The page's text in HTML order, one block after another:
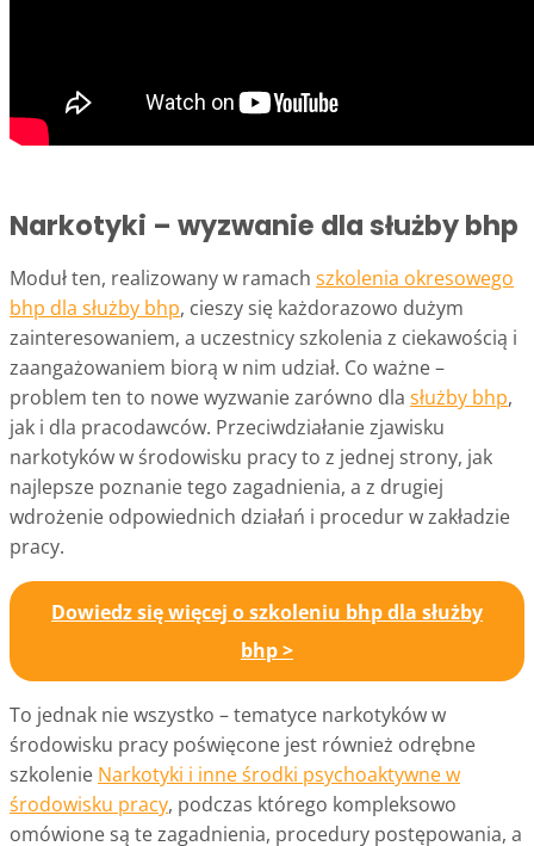
Narkotyki – wyzwanie dla służby bhp
Moduł ten, realizowany w ramach szkolenia okresowego
bhp dla służby bhp, cieszy się każdorazowo dużym
zainteresowaniem, a uczestnicy szkolenia z ciekawością i
zaangażowaniem biorą w nim udział. Co ważne –
problem ten to nowe wyzwanie zarówno dla służby bhp,
jak i dla pracodawców. Przeciwdziałanie zjawisku
narkotyków w środowisku pracy to z jednej strony, jak
najlepsze poznanie tego zagadnienia, a z drugiej
wdrożenie odpowiednich działań i procedur w zakładzie
pracy.
Dowiedz się więcej o szkoleniu bhp dla służby
bhp >
To jednak nie wszystko – tematyce narkotyków w
środowisku pracy poświęcone jest również odrębne
szkolenie Narkotyki i inne środki psychoaktywne w
środowisku pracy, podczas którego kompleksowo
omówione są te zagadnienia, procedury postępowania, a